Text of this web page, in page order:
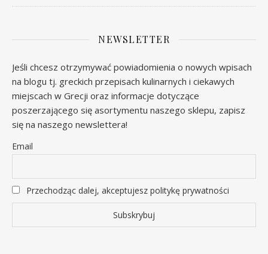
NEWSLETTER
Jeśli chcesz otrzymywać powiadomienia o nowych wpisach
na blogu tj. greckich przepisach kulinarnych i ciekawych
miejscach w Grecji oraz informacje dotyczące
poszerzającego się asortymentu naszego sklepu, zapisz
się na naszego newslettera!
Email
Przechodząc dalej, akceptujesz politykę prywatności